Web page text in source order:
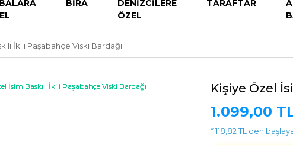
BİRA
DENİZCİLERE
ÖZEL
TARAFTAR
İkili Paşabahçe Viski Bardağı
Kişiye Özel
1.099,00
* 118,82 TL den